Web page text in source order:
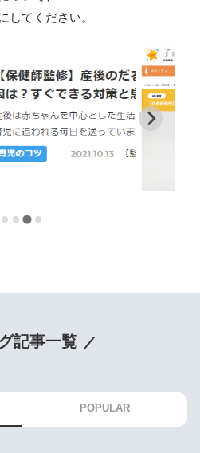
してください。
記事一覧
POPULAR